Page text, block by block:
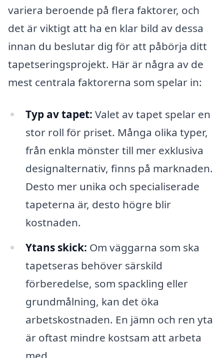
variera beroende på flera faktorer, och
det är viktigt att ha en klar bild av dessa
innan du beslutar dig för att påbörja ditt
tapetseringsprojekt. Här är några av de
mest centrala faktorerna som spelar in:
Typ av tapet: Valet av tapet spelar en
stor roll för priset. Många olika typer,
från enkla mönster till mer exklusiva
designalternativ, finns på marknaden.
Desto mer unika och specialiserade
tapeterna är, desto högre blir
kostnaden.
Ytans skick: Om väggarna som ska
tapetseras behöver särskild
förberedelse, som spackling eller
grundmålning, kan det öka
arbetskostnaden. En jämn och ren yta
är oftast mindre kostsam att arbeta